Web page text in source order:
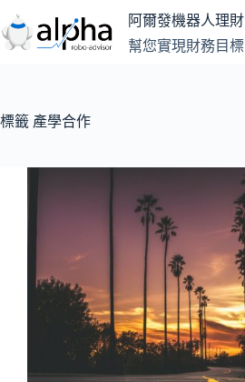
至
主
容
阿爾發機器人理財
幫您實現財務目標
標籤 產學合作